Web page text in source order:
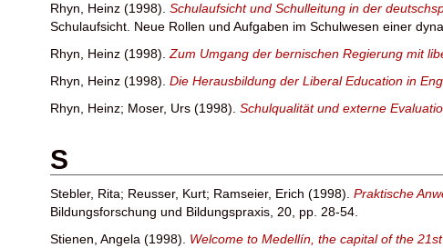
Rhyn, Heinz (1998). Schulaufsicht und Schulleitung in der
Schulaufsicht. Neue Rollen und Aufgaben im Schulwesen einer
Rhyn, Heinz (1998).Zum Umgang der bernischen Regierung mit
Rhyn, Heinz (1998). Die Herausbildung der Liberal Education in
Rhyn, Heinz; Moser, Urs (1998). Schulqualität und externe
S
Stebler, Rita; Reusser, Kurt; Ramseier, Erich (1998). Praktische
Bildungsforschung und Bildungspraxis, 20, pp. 28-54.
Stienen, Angela (1998). Welcome to Medellín, the capital of the